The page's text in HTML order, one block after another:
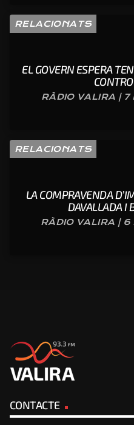
RELACIONATS
EL GOVERN ESPERA
RÀDIO VALIRA |
RELACIONATS
LA COMPRAVENDA
DAVALLADA I
RÀDIO VALIRA |
CONTACTE